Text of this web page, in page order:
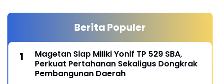
Berita Populer
Magetan Siap Miliki Yonif TP 529 SBA,
Perkuat Pertahanan Sekaligus Dongkrak
Pembangunan Daerah